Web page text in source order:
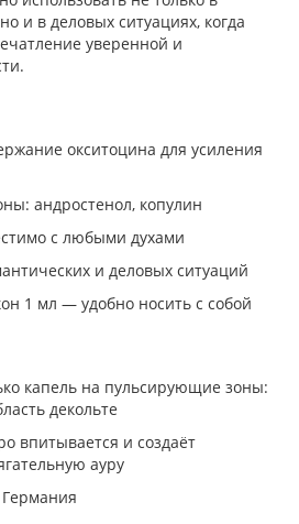
и в деловых ситуациях, когда
уверенной и
окситоцина для усиления
андростенол, копулин
с любыми духами
и деловых ситуаций
1 мл — удобно носить с собой
капель на пульсирующие зоны:
декольте
впитывается и создаёт
ауру
Германия